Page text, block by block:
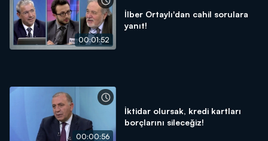
00:01:52
İlber Ortaylı'dan cahil sorulara
yanıt!
00:00:56
İktidar olursak, kredi kartları
borçlarını sileceğiz!